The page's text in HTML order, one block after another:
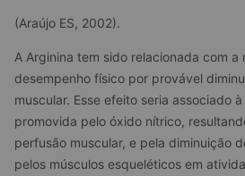
(Araújo ES, 2002).
A Arginina tem sido relacionada com a
desempenho físico por provável
muscular. Esse efeito seria associado
promovida pelo óxido nítrico,
perfusão muscular, e pela diminuição
pelos músculos esqueléticos em